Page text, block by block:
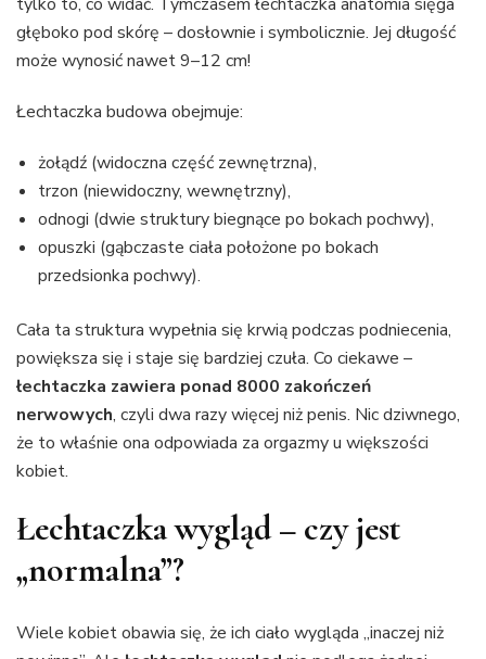
głęboko pod skórę – dosłownie i symbolicznie. Jej długość
może wynosić nawet 9–12 cm!
Łechtaczka budowa obejmuje:
żołądź (widoczna część zewnętrzna),
trzon (niewidoczny, wewnętrzny),
odnogi (dwie struktury biegnące po bokach pochwy),
opuszki (gąbczaste ciała położone po bokach
przedsionka pochwy).
Cała ta struktura wypełnia się krwią podczas podniecenia,
powiększa się i staje się bardziej czuła. Co ciekawe –
łechtaczka zawiera ponad 8000 zakończeń
nerwowych, czyli dwa razy więcej niż penis. Nic dziwnego,
że to właśnie ona odpowiada za orgazmy u większości
kobiet.
Łechtaczka wygląd – czy jest
„normalna”?
Wiele kobiet obawia się, że ich ciało wygląda „inaczej niż